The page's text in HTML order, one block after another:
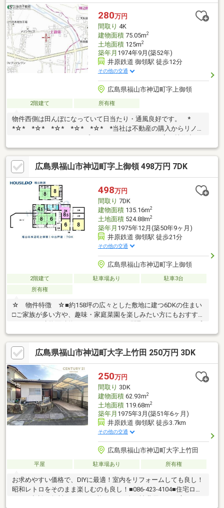
280万円
間取り 4K
建物面積75.05m2
土地面積125m2
築年月 1974年9月(築52年)
井原鉄道 御領駅 徒歩12分
その他の交通
広島県福山市神辺町字上御領
2階建て 所有権
物件西側は田んぼになっていて日当たり・通風良好です。 *
*☆* *☆* *☆* *☆* *☆* *当社は不動産の購入からリノベ
デザイン力で失敗しないリフォームを実現。中古物件をリノベ・
リフォームで蘇らせます。物件購入費用とリノベ工事費用を一緒
にローンで組む提案も可能です。3Dモデリングでリフォームの完
成予想図を立体的に表現。購入・買い替え・購入+リノベーショ
ンなど、お気軽にご相談ください！お問い合わせは【086-250-
9005】または資料請求・来場予約ボタンか
ら。 * *☆* *☆* *☆*
広島県福山市神辺町字上御領 498万円 7DK
498万円
間取り 7DK
建物面積135.16m2
土地面積524.88m2
築年月 1975年12月(築50年9ヶ月)
井原鉄道 御領駅 徒歩21分
その他の交通
広島県福山市神辺町字上御領
2階建て 駐車場あり
駐車3台
所有権
☆ 物件特徴 ☆■約158坪の広々とした敷地に建つ6DKの住まい
□ご家族が多い方や、趣味・家庭菜園を楽しみたい方にもおすす
めです。■建物面積約135㎡とゆとりある間取りで、それぞれのプ
ライベート空間もしっかり確保できます。□自然豊かな住環境
で、四季を感じながら落ち着いた暮らしを実現■広い敷地を活か
した多彩な使い方が可能です。□市街化調整区域のため建築には
条件がありますが、その分ゆとりある住環境が魅力の一邸です。
☆ 周辺環境 ☆・御野小学校：徒歩19分【その他物件のご相
談】ご希望の金額、エリアで、毎月の返済など、お客様のニーズ
に合った物件を一緒にお探しします。
広島県福山市神辺町大字上竹田 250万円 3DK
250万円
間取り 3DK
建物面積62.93m2
土地面積119.68m2
築年月 1975年3月(築51年6ヶ月)
井原鉄道 御領駅 徒歩3.7km
その他の交通
広島県福山市神辺町大字上竹田
平屋 駐車場あり 所有権
お求めやすい価格で、DIYに最適！室内をリフォームしても良し！
昭和レトロをそのまま楽しむのも良し！■086-423-4104■住宅ロー